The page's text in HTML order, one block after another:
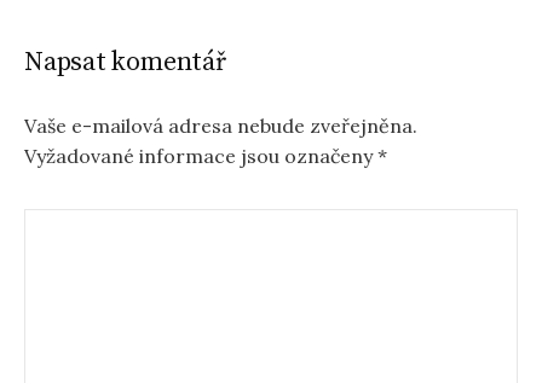
Napsat komentář
Vaše e-mailová adresa nebude zveřejněna.
Vyžadované informace jsou označeny*